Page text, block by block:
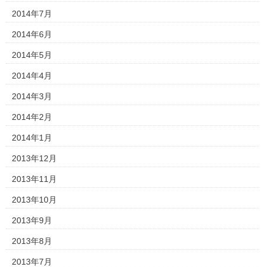
2014年7月
2014年6月
2014年5月
2014年4月
2014年3月
2014年2月
2014年1月
2013年12月
2013年11月
2013年10月
2013年9月
2013年8月
2013年7月